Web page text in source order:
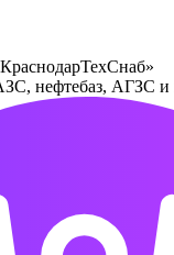
нефтебаз, АГЗС